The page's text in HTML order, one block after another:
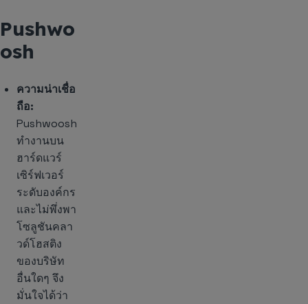
Pushwo
osh
ความน่าเชื่อ
ถือ:
Pushwoosh
ทำงานบน
ฮาร์ดแวร์
เซิร์ฟเวอร์
ระดับองค์กร
และไม่พึ่งพา
โซลูชันคลา
วด์โฮสติง
ของบริษัท
อื่นใดๆ จึง
มั่นใจได้ว่า